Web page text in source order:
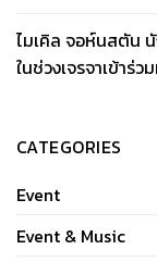
ไมเคิล จอห์นสตัน
ในช่วงเจรจาเข้าร่
CATEGORIES
Event
Event & Music